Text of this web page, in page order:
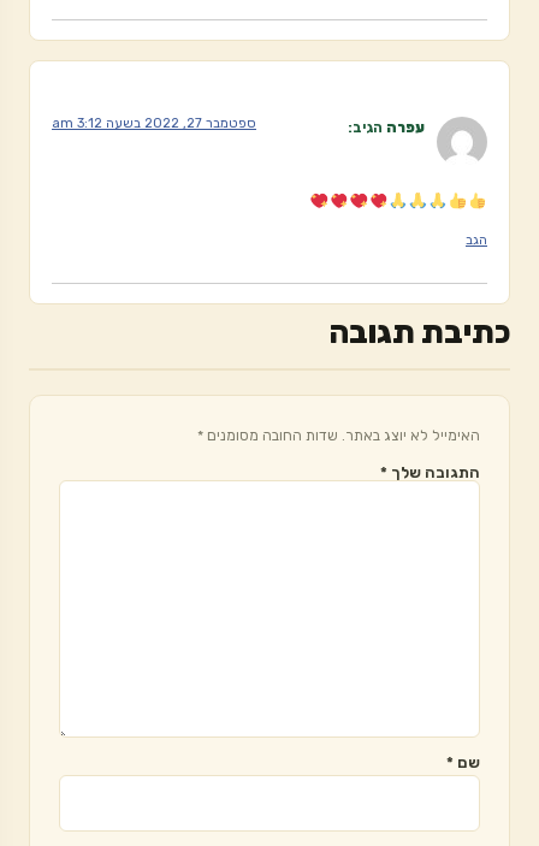
עפרה הגיב: ספטמבר 27, 2022 בשעה 3:12 am
הגב
כתיבת תגובה
האימייל לא יוצג באתר. שדות החובה מסומנים *
התגובה שלך *
שם *